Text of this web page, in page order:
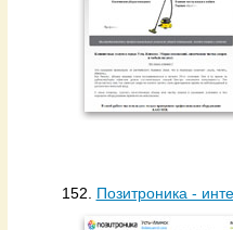
152. Позитроника -